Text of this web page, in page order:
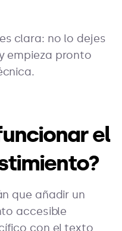
clara: no lo dejes
empieza pronto
el
que añadir un
accesible
con el texto